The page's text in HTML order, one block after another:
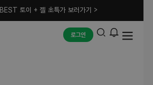
BEST 토이 + 젤 초특가 보러가기 >
로그인